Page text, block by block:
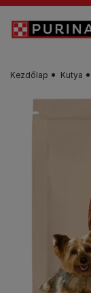
Skip to main
Kezdőlap Kutya